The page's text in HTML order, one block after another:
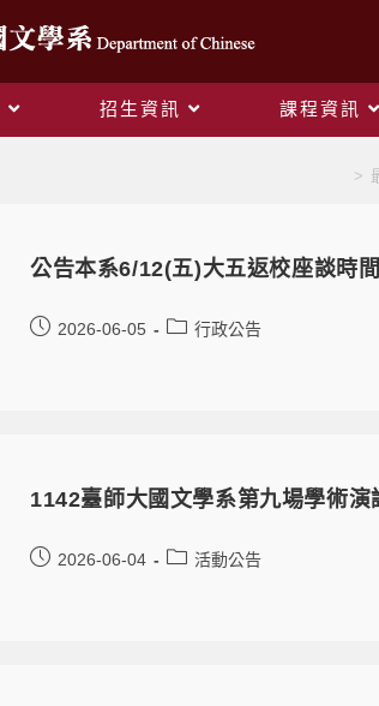
招生資訊 課程資訊
>
公告本系6/12(五)大五返校座談時
2026-06-05 行政公告
1142臺師大國文學系第九場學術演
2026-06-04 活動公告